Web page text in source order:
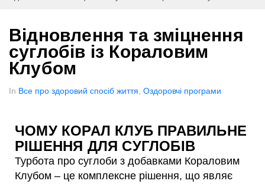
Відновлення та зміцнення
суглобів із Кораловим
Клубом
In Все про здоровий спосіб життя Оздоровчі програми
ЧОМУ КОРАЛ КЛУБ ПРАВИЛЬНЕ
РІШЕННЯ ДЛЯ СУГЛОБІВ
Турбота про суглоби з добавками Кораловим
Клубом – це комплексне рішення, що являє